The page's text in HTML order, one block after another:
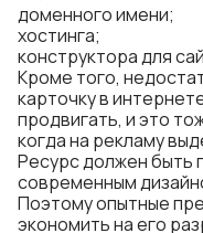
доменного имени;
хостинга;
конструктора для
Кроме того,
карточку в
продвигать, и это
когда на рекламу
Ресурс должен быть
современным
Поэтому опытные
экономить на его